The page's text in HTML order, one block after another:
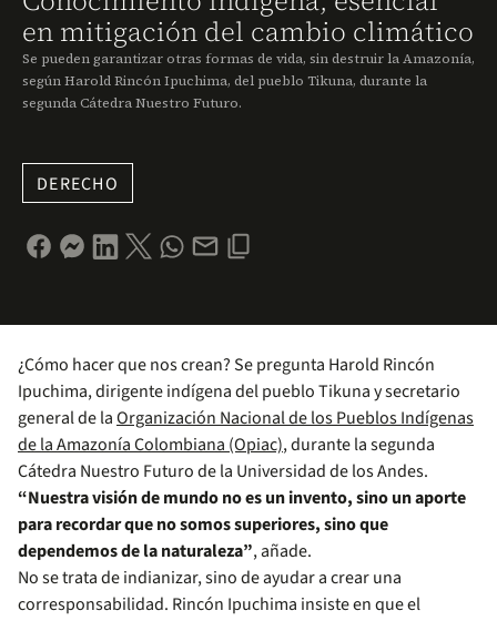
en mitigación del cambio climático
Se pueden garantizar otras formas de vida, sin destruir la Amazonía,
según Harold Rincón Ipuchima, del pueblo Tikuna, durante la
segunda Cátedra Nuestro Futuro.
DERECHO
¿Cómo hacer que nos crean? Se pregunta Harold Rincón
Ipuchima, dirigente indígena del pueblo Tikuna y secretario
general de laOrganización Nacional de los Pueblos Indígenas
de la Amazonía Colombiana (Opiac), durante la segunda
Cátedra Nuestro Futuro de la Universidad de los Andes.
“Nuestra visión de mundo no es un invento, sino un aporte
para recordar que no somos superiores, sino que
dependemos de la naturaleza”, añade.
No se trata de indianizar, sino de ayudar a crear una
corresponsabilidad. Rincón Ipuchima insiste en que el